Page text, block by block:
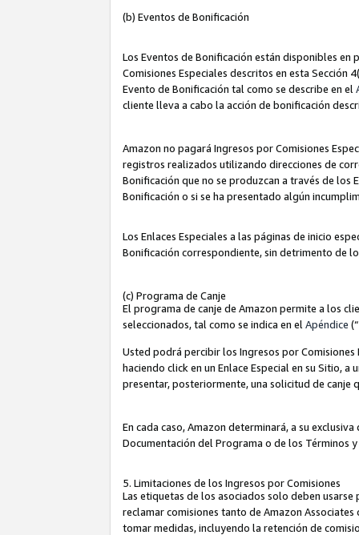
(b) Eventos de Bonificación
Los Eventos de Bonificación están disponibles en
Comisiones Especiales descritos en esta Sección
Evento de Bonificación tal como se describe en el
cliente lleva a cabo la acción de bonificación
Amazon no pagará Ingresos por Comisiones
registros realizados utilizando direcciones de
Bonificación que no se produzcan a través de los
Bonificación o si se ha presentado algún
Los Enlaces Especiales a las páginas de inicio
Bonificación correspondiente, sin detrimento de
(c) Programa de Canje
El programa de canje de Amazon permite a los
seleccionados, tal como se indica en el Apéndice
Usted podrá percibir los Ingresos por Comisiones
haciendo click en un Enlace Especial en su Sitio,
presentar, posteriormente, una solicitud de canje
En cada caso, Amazon determinará, a su
Documentación del Programa o de los Términos
5. Limitaciones de los Ingresos por Comisiones
Las etiquetas de los asociados solo deben
reclamar comisiones tanto de Amazon
tomar medidas, incluyendo la retención de